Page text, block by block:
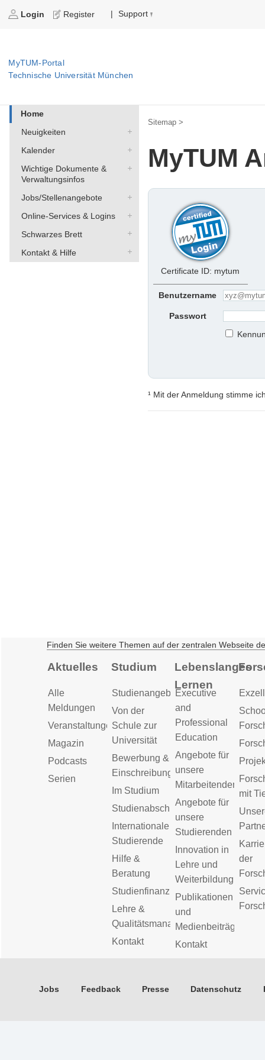
Login Register | Support
MyTUM-Portal
Technische Universität München
Home
Neuigkeiten
Kalender
Wichtige Dokumente &
Verwaltungsinfos
Jobs/Stellenangebote
Online-Services & Logins
Schwarzes Brett
Kontakt & Hilfe
Sitemap >
MyTUM
Certificate ID: mytum
Benutzername
Passwort
¹ Mit der Anmeldung stimme
Finden Sie weitere Themen auf der zentralen Webseite
Aktuelles
Alle
Meldungen
Veranstaltungen
Magazin
Podcasts
Serien
Studium
Studienangebot
Von der
Schule zur
Universität
Bewerbung &
Einschreibung
Im Studium
Studienabschluss
Internationale
Studierende
Hilfe &
Beratung
Studienfinanzierung
Lehre &
Qualitätsmanagement
Kontakt
Lebenslanges
Lernen
Executive
and
Professional
Education
Angebote für
unsere
Mitarbeitenden
Angebote für
unsere
Studierenden
Innovation in
Lehre und
Weiterbildung
Publikationen
und
Medienbeiträge
Kontakt
mit
der
Jobs Feedback Presse Datenschutz